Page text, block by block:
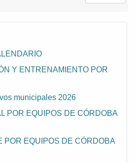
Y ENTRENAMIENTO POR
municipales 2026
POR EQUIPOS DE CÓRDOBA
POR EQUIPOS DE CÓRDOBA